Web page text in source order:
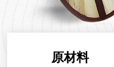
原材料